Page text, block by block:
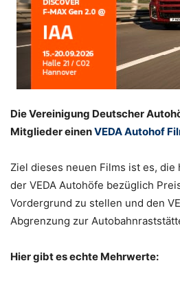
Die Vereinigung Deutscher
Mitglieder einenVEDA Autohof
Ziel dieses neuen Films ist es,
der VEDA Autohöfe bezüglich
Vordergrund zu stellen und den
Abgrenzung zur
Hier gibt es echte Mehrwerte: